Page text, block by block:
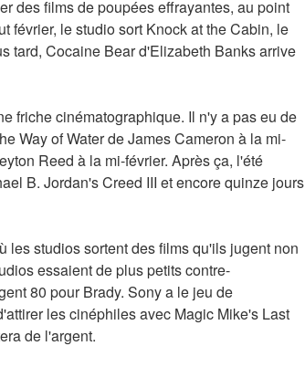
des films de poupées effrayantes, au point
février, le studio sort Knock at the Cabin, le
tard, Cocaine Bear d'Elizabeth Banks arrive
friche cinématographique. Il n'y a pas eu de
Way of Water de James Cameron à la mi-
Reed à la mi-février. Après ça, l'été
B. Jordan's Creed III et encore quinze jours
les studios sortent des films qu'ils jugent non
essaient de plus petits contre-
80 pour Brady. Sony a le jeu de
les cinéphiles avec Magic Mike's Last
de l'argent.